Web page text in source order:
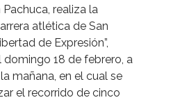
realiza la
atlética de San
de Expresión”,
domingo 18 de febrero, a
mañana, en el cual se
el recorrido de cinco